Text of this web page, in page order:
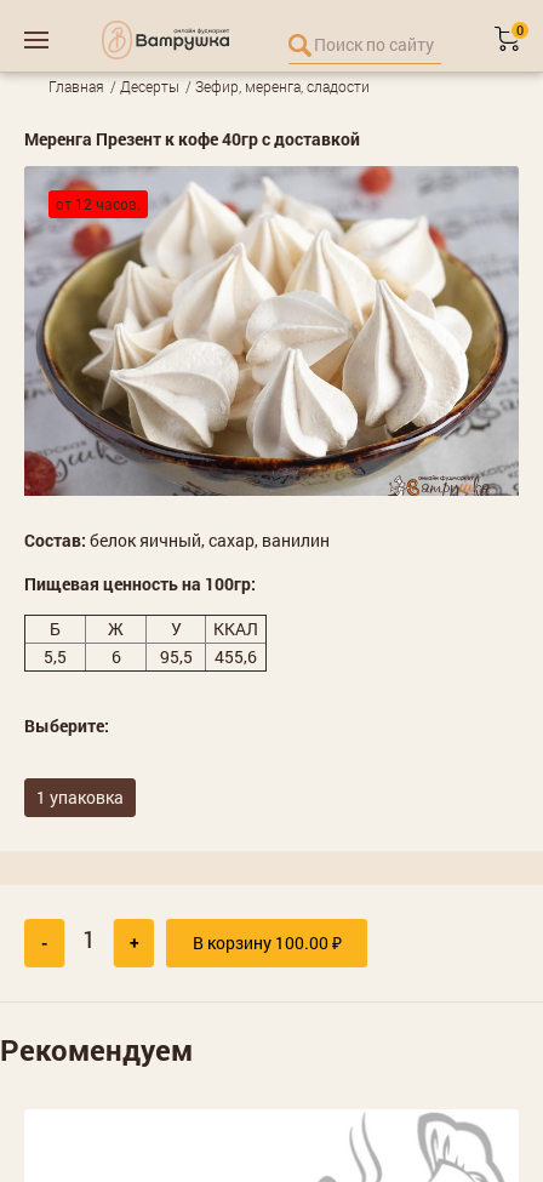
0
Главная Десерты Зефир, меренга, сладости
Меренга Презент к кофе 40гр с доставкой
от 12 часов.
Состав: белок яичный, сахар, ванилин
Пищевая ценность на 100гр:
Б
Ж У
ККАЛ
5,5
6 95,5 455,6
Выберите:
1 упаковка
- + В корзину 100.00₽
Рекомендуем